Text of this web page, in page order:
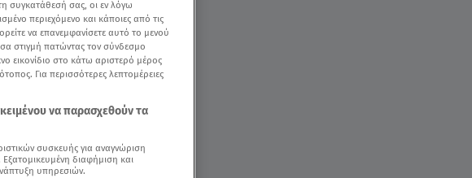
συγκατάθεσή σας, οι εν λόγω
περιεχόμενο και κάποιες από τις
να επανεμφανίσετε αυτό το μενού
στιγμή πατώντας τον σύνδεσμο
εικονίδιο στο κάτω αριστερό μέρος
Για περισσότερες λεπτομέρειες
να παρασχεθούν τα
συσκευής για αναγνώριση
διαφήμιση και
υπηρεσιών.